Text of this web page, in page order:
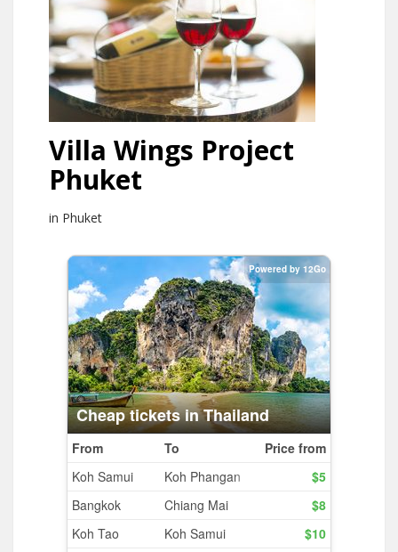
Villa Wings Project
Phuket
in Phuket